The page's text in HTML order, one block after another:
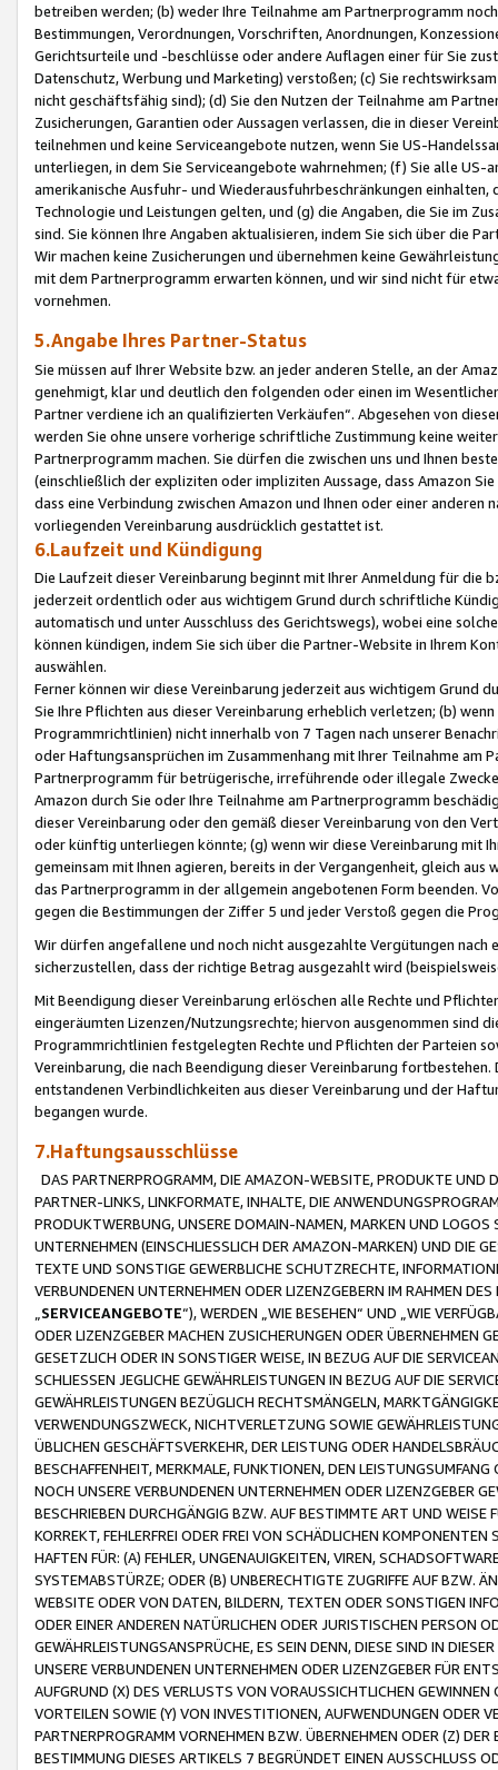
betreiben werden; (b) weder Ihre Teilnahme am Partnerprogramm
Bestimmungen, Verordnungen, Vorschriften, Anordnungen,
Gerichtsurteile und -beschlüsse oder andere Auflagen einer für Sie
Datenschutz, Werbung und Marketing) verstoßen; (c) Sie
nicht geschäftsfähig sind); (d) Sie den Nutzen der Teilnahme am
Zusicherungen, Garantien oder Aussagen verlassen, die in dieser
teilnehmen und keine Serviceangebote nutzen, wenn Sie US-
unterliegen, in dem Sie Serviceangebote wahrnehmen; (f) Sie alle
amerikanische Ausfuhr- und Wiederausfuhrbeschränkungen
Technologie und Leistungen gelten, und (g) die Angaben, die Sie im
sind. Sie können Ihre Angaben aktualisieren, indem Sie sich über die
Wir machen keine Zusicherungen und übernehmen keine
mit dem Partnerprogramm erwarten können, und wir sind nicht für
vornehmen.
5.Angabe Ihres Partner-Status
Sie müssen auf Ihrer Website bzw. an jeder anderen Stelle, an der
genehmigt, klar und deutlich den folgenden oder einen im
Partner verdiene ich an qualifizierten Verkäufen“. Abgesehen von
werden Sie ohne unsere vorherige schriftliche Zustimmung keine
Partnerprogramm machen. Sie dürfen die zwischen uns und Ihnen
(einschließlich der expliziten oder impliziten Aussage, dass Amazon
dass eine Verbindung zwischen Amazon und Ihnen oder einer
vorliegenden Vereinbarung ausdrücklich gestattet ist.
6.Laufzeit und Kündigung
Die Laufzeit dieser Vereinbarung beginnt mit Ihrer Anmeldung für die
jederzeit ordentlich oder aus wichtigem Grund durch schriftliche
automatisch und unter Ausschluss des Gerichtswegs), wobei eine
können kündigen, indem Sie sich über die Partner-Website in Ihrem
auswählen.
Ferner können wir diese Vereinbarung jederzeit aus wichtigem Grund
Sie Ihre Pflichten aus dieser Vereinbarung erheblich verletzen; (b)
Programmrichtlinien) nicht innerhalb von 7 Tagen nach unserer
oder Haftungsansprüchen im Zusammenhang mit Ihrer Teilnahme am
Partnerprogramm für betrügerische, irreführende oder illegale
Amazon durch Sie oder Ihre Teilnahme am Partnerprogramm
dieser Vereinbarung oder den gemäß dieser Vereinbarung von den
oder künftig unterliegen könnte; (g) wenn wir diese Vereinbarung mit
gemeinsam mit Ihnen agieren, bereits in der Vergangenheit, gleich
das Partnerprogramm in der allgemein angebotenen Form beenden.
gegen die Bestimmungen der Ziffer 5 und jeder Verstoß gegen die
Wir dürfen angefallene und noch nicht ausgezahlte Vergütungen
sicherzustellen, dass der richtige Betrag ausgezahlt wird
Mit Beendigung dieser Vereinbarung erlöschen alle Rechte und
eingeräumten Lizenzen/Nutzungsrechte; hiervon ausgenommen sind
Programmrichtlinien festgelegten Rechte und Pflichten der Parteien
Vereinbarung, die nach Beendigung dieser Vereinbarung
entstandenen Verbindlichkeiten aus dieser Vereinbarung und der
begangen wurde.
7.Haftungsausschlüsse
DAS PARTNERPROGRAMM, DIE AMAZON-WEBSITE, PRODUKTE UND
PARTNER-LINKS, LINKFORMATE, INHALTE, DIE
PRODUKTWERBUNG, UNSERE DOMAIN-NAMEN, MARKEN UND
UNTERNEHMEN (EINSCHLIESSLICH DER AMAZON-MARKEN) UND DIE
TEXTE UND SONSTIGE GEWERBLICHE SCHUTZRECHTE,
VERBUNDENEN UNTERNEHMEN ODER LIZENZGEBERN IM RAHMEN
SERVICEANGEBOTE“), WERDEN „WIE BESEHEN“ UND „WIE
ODER LIZENZGEBER MACHEN ZUSICHERUNGEN ODER ÜBERNEHMEN
GESETZLICH ODER IN SONSTIGER WEISE, IN BEZUG AUF DIE
SCHLIESSEN JEGLICHE GEWÄHRLEISTUNGEN IN BEZUG AUF DIE
GEWÄHRLEISTUNGEN BEZÜGLICH RECHTSMÄNGELN,
VERWENDUNGSZWECK, NICHTVERLETZUNG SOWIE
ÜBLICHEN GESCHÄFTSVERKEHR, DER LEISTUNG ODER
BESCHAFFENHEIT, MERKMALE, FUNKTIONEN, DEN
NOCH UNSERE VERBUNDENEN UNTERNEHMEN ODER LIZENZGEBER
BESCHRIEBEN DURCHGÄNGIG BZW. AUF BESTIMMTE ART UND
KORREKT, FEHLERFREI ODER FREI VON SCHÄDLICHEN
HAFTEN FÜR: (A) FEHLER, UNGENAUIGKEITEN, VIREN,
SYSTEMABSTÜRZE; ODER (B) UNBERECHTIGTE ZUGRIFFE AUF BZW.
WEBSITE ODER VON DATEN, BILDERN, TEXTEN ODER SONSTIGEN
ODER EINER ANDEREN NATÜRLICHEN ODER JURISTISCHEN PERSON
GEWÄHRLEISTUNGSANSPRÜCHE, ES SEIN DENN, DIESE SIND IN
UNSERE VERBUNDENEN UNTERNEHMEN ODER LIZENZGEBER FÜR
AUFGRUND (X) DES VERLUSTS VON VORAUSSICHTLICHEN
VORTEILEN SOWIE (Y) VON INVESTITIONEN, AUFWENDUNGEN ODER
PARTNERPROGRAMM VORNEHMEN BZW. ÜBERNEHMEN ODER (Z)
BESTIMMUNG DIESES ARTIKELS 7 BEGRÜNDET EINEN AUSSCHLUSS